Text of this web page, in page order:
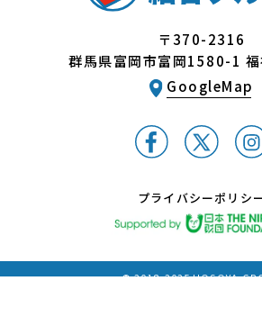
〒370-2316
群馬県富岡市富岡1580-1
GoogleMap
プライバシーポリシ
© 2018-2025 HOSOYA